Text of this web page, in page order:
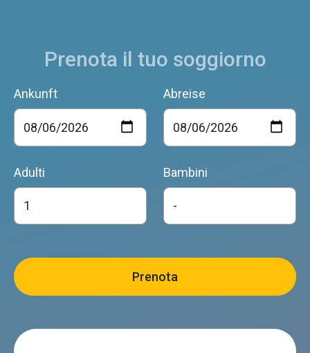
Prenota il tuo soggiorno
Ankunft Abreise
Adulti Bambini